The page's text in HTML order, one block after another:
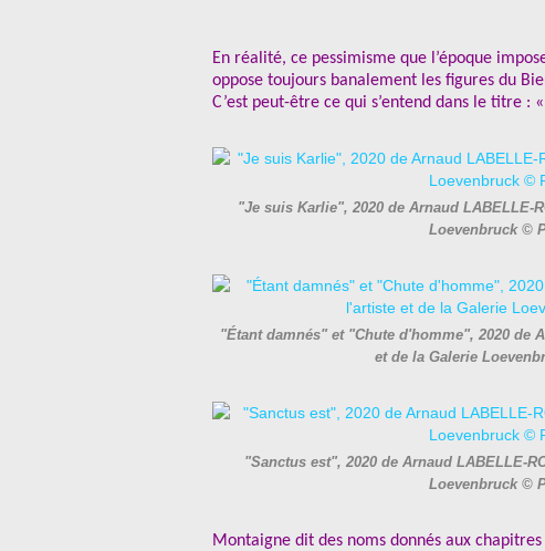
En réalité, ce pessimisme que l’époque
oppose toujours banalement les figures du
C’est peut-être ce qui s’entend dans le titre :
"Je suis Karlie", 2020 de Arnaud LABELLE-
Loevenbruck ©
"Étant damnés" et "Chute d'homme", 2020 de
et de la Galerie
"Sanctus est", 2020 de Arnaud LABELLE-
Loevenbruck ©
Montaigne dit des noms donnés aux chapitres